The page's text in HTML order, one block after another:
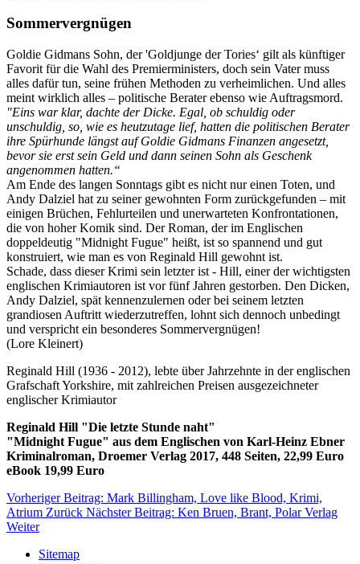
Sommervergnügen
Goldie Gidmans Sohn, der 'Goldjunge der Tories‘ gilt als künftiger
Favorit für die Wahl des Premierministers, doch sein Vater muss
alles dafür tun, seine frühen Methoden zu verheimlichen. Und alles
meint wirklich alles – politische Berater ebenso wie Auftragsmord.
"Eins war klar, dachte der Dicke. Egal, ob schuldig oder
unschuldig, so, wie es heutzutage lief, hatten die politischen Berater
ihre Spürhunde längst auf Goldie Gidmans Finanzen angesetzt,
bevor sie erst sein Geld und dann seinen Sohn als Geschenk
angenommen hatten.“
Am Ende des langen Sonntags gibt es nicht nur einen Toten, und
Andy Dalziel hat zu seiner gewohnten Form zurückgefunden – mit
einigen Brüchen, Fehlurteilen und unerwarteten Konfrontationen,
die von hoher Komik sind. Der Roman, der im Englischen
doppeldeutig "Midnight Fugue" heißt, ist so spannend und gut
konstruiert, wie man es von Reginald Hill gewohnt ist.
Schade, dass dieser Krimi sein letzter ist - Hill, einer der wichtigsten
englischen Krimiautoren ist vor fünf Jahren gestorben. Den Dicken,
Andy Dalziel, spät kennenzulernen oder bei seinem letzten
grandiosen Auftritt wiederzutreffen, lohnt sich dennoch unbedingt
und verspricht ein besonderes Sommervergnügen!
(Lore Kleinert)
Reginald Hill (1936 - 2012), lebte über Jahrzehnte in der englischen
Grafschaft Yorkshire, mit zahlreichen Preisen ausgezeichneter
englischer Krimiautor
Reginald Hill "Die letzte Stunde naht"
"Midnight Fugue" aus dem Englischen von Karl-Heinz Ebner
Kriminalroman, Droemer Verlag 2017, 448 Seiten, 22,99 Euro
eBook 19,99 Euro
Vorheriger Beitrag: Mark Billingham, Love like Blood, Krimi,
Atrium Zurück Nächster Beitrag: Ken Bruen, Brant, Polar Verlag
Weiter
Sitemap